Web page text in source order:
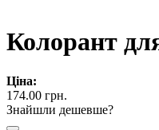
Колорант
Ціна:
174.00 грн.
Знайшли дешевше?